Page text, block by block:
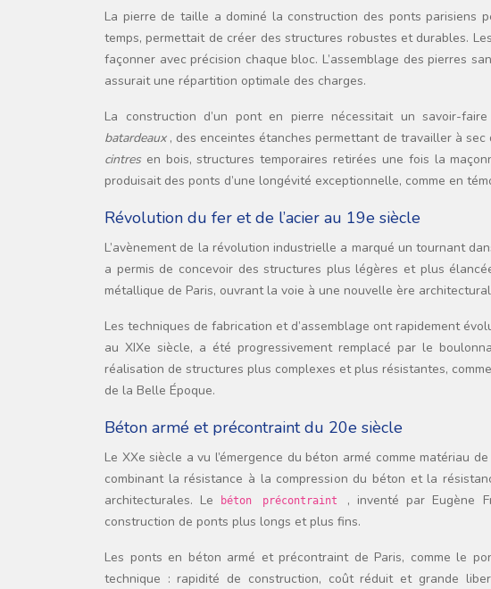
La pierre de taille a dominé la construction des ponts parisiens
temps, permettait de créer des structures robustes et durables.
façonner avec précision chaque bloc. L’assemblage des pierres
assurait une répartition optimale des charges.
La construction d’un pont en pierre nécessitait un savoir-
batardeaux , des enceintes étanches permettant de travailler à
cintres en bois, structures temporaires retirées une fois la
produisait des ponts d’une longévité exceptionnelle, comme en
Révolution du fer et de l’acier au 19e siècle
L’avènement de la révolution industrielle a marqué un tournant
a permis de concevoir des structures plus légères et plus
métallique de Paris, ouvrant la voie à une nouvelle ère
Les techniques de fabrication et d’assemblage ont rapidement
au XIXe siècle, a été progressivement remplacé par le
réalisation de structures plus complexes et plus résistantes,
de la Belle Époque.
Béton armé et précontraint du 20e siècle
Le XXe siècle a vu l’émergence du béton armé comme matériau
combinant la résistance à la compression du béton et la
architecturales. Le
béton précontraint , inventé par Eugène
construction de ponts plus longs et plus fins.
Les ponts en béton armé et précontraint de Paris, comme le
technique : rapidité de construction, coût réduit et grande